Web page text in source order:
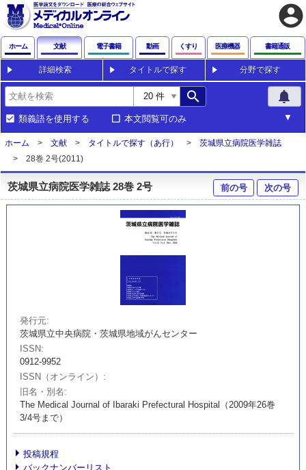
account_circle
ホーム 文献 電子書籍 動画 くすり 医療機器 書籍通販
詳細検索 タイトルで探す 分野で探す
search notifications
類義語を使用する 本文閲覧可のみ
ホーム 文献 タイトルで探す（あ行）
茨城県立病院医学雑誌
28巻 2号(2011)
茨城県立病院医学雑誌 28巻 2号 前の号 次の号
発行元
茨城県立中央病院・茨城県地域がんセンター
ISSN
0912-9952
ISSN（オンライン）
旧名・別名
The Medical Journal of Ibaraki Prefectural Hospital（2009年26巻
3/4号まで）
投稿規程
バックナンバーリスト